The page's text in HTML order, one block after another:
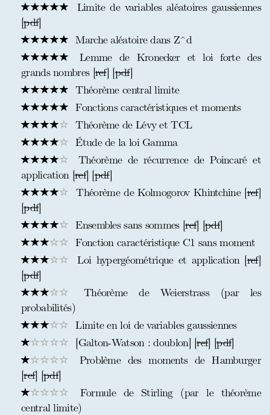
Limite de variables aléatoires gaussiennes
[pdf]
Marche aléatoire dans Z^d
Lemme de Kronecker et loi forte des
grands nombres [ref] [pdf]
Théorème central limite
Fonctions caractéristiques et moments
Théorème de Lévy et TCL
Étude de la loi Gamma
Théorème de récurrence de Poincaré et
application [ref] [pdf]
Théorème de Kolmogorov Khintchine [ref]
[pdf]
Ensembles sans sommes [ref] [pdf]
Fonction caractéristique C1 sans moment
Loi hypergéométrique et application [ref]
[pdf]
Théorème de Weierstrass (par les
probabilités)
Limite en loi de variables gaussiennes
[Galton-Watson : doublon] [ref] [pdf]
Problème des moments de Hamburger
[ref] [pdf]
Formule de Stirling (par le théorème
central limite)